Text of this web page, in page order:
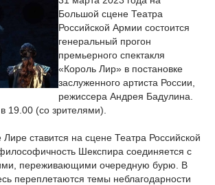
Большой сцене Театра
Российской Армии состоится
генеральный прогон
премьерного спектакля
«Король Лир» в постановке
заслуженного артиста России,
режиссера Андрея Бадулина.
19.00 (со зрителями).
ставится на сцене Театра Российской
Шекспира соединяется с
переживающими очередную бурю. В
переплетаются темы неблагодарности